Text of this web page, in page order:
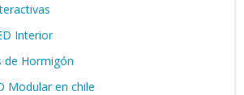
Interior
de Hormigón
Modular en chile